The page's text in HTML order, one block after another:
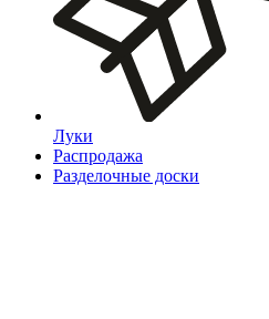
Луки
Распродажа
Разделочные доски